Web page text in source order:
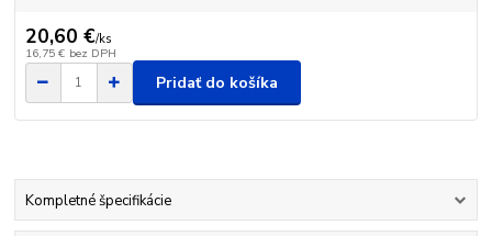
20,60 €/ks
16,75 € bez DPH
Pridať do košíka
Kompletné špecifikácie